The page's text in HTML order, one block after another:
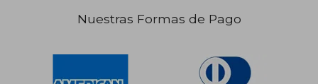
S/ 199,96 50%
Nuestras Formas de Pago